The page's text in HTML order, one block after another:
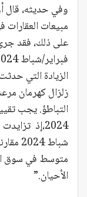
وفي حديثه، قال
الزيادة التي
التباطؤ. يجب
شباط
متوسط في سوق
الأحيان.”